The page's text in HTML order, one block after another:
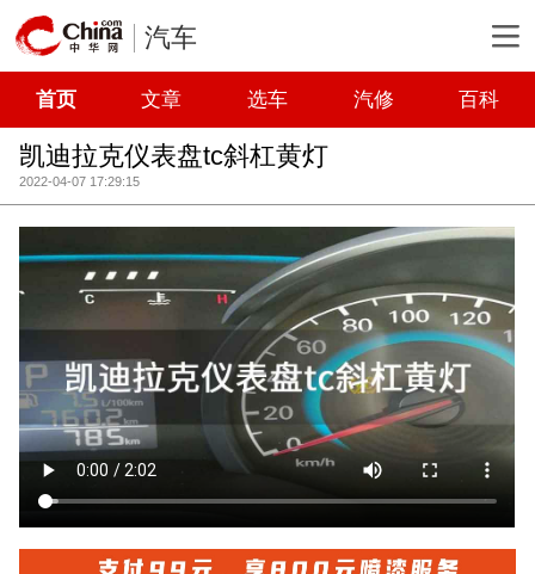
汽车
首页 文章 选车 汽修 百科
凯迪拉克仪表盘tc斜杠黄灯
2022-04-07 17:29:15